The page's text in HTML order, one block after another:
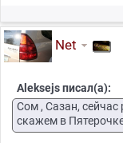
Net
Aleksejs писал(а):
Сом , Сазан, сейчас
скажем в